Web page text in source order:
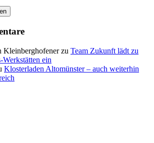
Kleinberghofenerzu Team Zukunft lädt zu
ein
Klosterladen Altomünster – auch weiterhin